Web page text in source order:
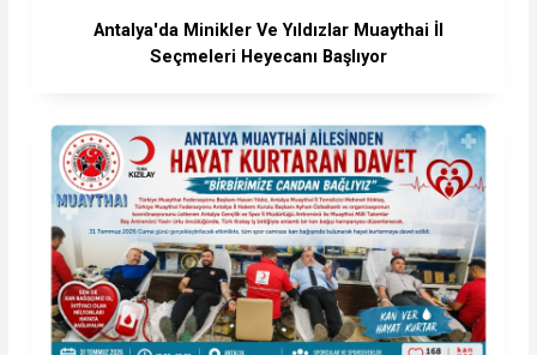
Antalya'da Minikler Ve Yıldızlar Muaythai İl
Seçmeleri Heyecanı Başlıyor